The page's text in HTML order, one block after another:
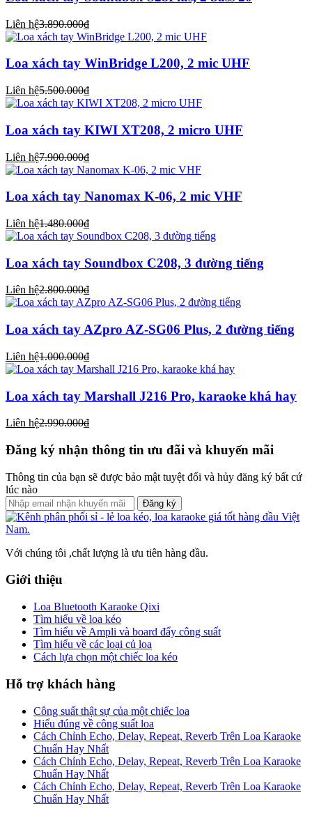
Liên hệ3.890.000₫
Loa xách tay WinBridge L200, 2 mic UHF
Liên hệ5.500.000₫
Loa xách tay KIWI XT208, 2 micro UHF
Liên hệ7.900.000₫
Loa xách tay Nanomax K-06, 2 mic VHF
Liên hệ1.480.000₫
Loa xách tay Soundbox C208, 3 đường tiếng
Liên hệ2.800.000₫
Loa xách tay AZpro AZ-SG06 Plus, 2 đường tiếng
Liên hệ1.000.000₫
Loa xách tay Marshall J216 Pro, karaoke khá hay
Liên hệ2.990.000₫
Đăng ký nhận thông tin ưu đãi và khuyến mãi
Thông tin của bạn sẽ được bảo mật tuyệt đối và hủy đăng ký bất cứ
lúc nào
Đăng ký
Với chúng tôi ,chất lượng là ưu tiên hàng đầu.
Giới thiệu
Loa Bluetooth Karaoke Qixi
Tìm hiểu về loa kéo
Tìm hiểu về Ampli và board đẩy công suất
Tìm hiểu về các loại củ loa
Cách lựa chọn một chiếc loa kéo
Hỗ trợ khách hàng
Công suất thật sự của một chiếc loa
Hiểu đúng về công suất loa
Cách Chỉnh Echo, Delay, Repeat, Reverb Trên Loa Karaoke
Chuẩn Hay Nhất
Cách Chỉnh Echo, Delay, Repeat, Reverb Trên Loa Karaoke
Chuẩn Hay Nhất
Cách Chỉnh Echo, Delay, Repeat, Reverb Trên Loa Karaoke
Chuẩn Hay Nhất